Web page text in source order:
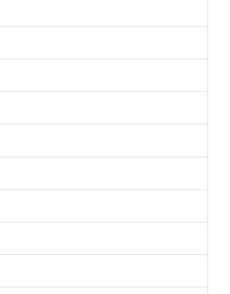
aggiornato sulle ultime
tramite l'iscrizione alla